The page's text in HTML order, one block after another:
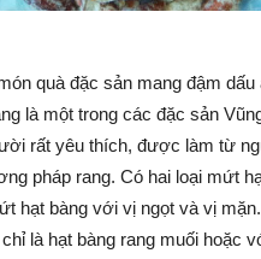
quà đặc sản mang đậm dấu
là một trong các đặc sản
rất yêu thích, được làm từ
pháp rang. Có hai loại mứt
hạt bàng với vị ngọt và vị
là hạt bàng rang muối hoặc